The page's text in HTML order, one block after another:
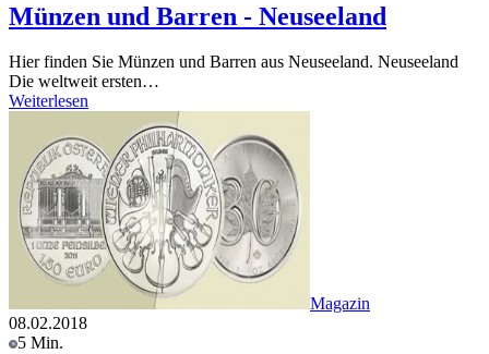
Münzen und Barren - Neuseeland
Hier finden Sie Münzen und Barren aus Neuseeland. Neuseeland
Die weltweit ersten…
Weiterlesen
Magazin
08.02.2018
5 Min.